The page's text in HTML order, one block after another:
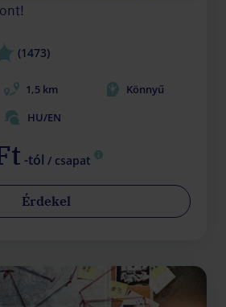
(1473)
1,5 km
Könnyű
HU/EN
-tól / csapat
Érdekel